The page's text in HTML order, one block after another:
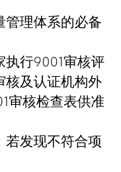
管理体系的必备
执行9001审核评
核及认证机构外
审核检查表供准
若发现不符合项